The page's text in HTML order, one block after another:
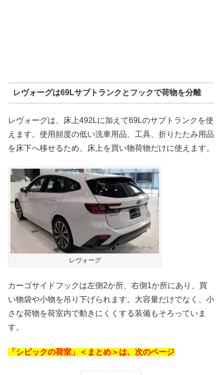
レヴォーグは69Lサブトランクとフックで荷物を分離
レヴォーグは、床上492Lに加えて69Lのサブトランクを使
えます。使用頻度の低い洗車用品、工具、折りたたみ用品
を床下へ移せるため、床上を買い物荷物だけに使えます。
レヴォーグ
カーゴサイドフックは左側2か所、右側1か所にあり、買
い物袋や小物を吊り下げられます。大容量だけでなく、小
さな荷物を荷室内で動きにくくする装備もそろっていま
す。
「シビックの荷室」＜まとめ＞は、次のページ